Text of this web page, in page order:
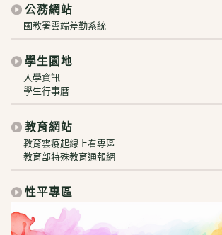
公務網站
國教署雲端差勤系統
學生園地
入學資訊
學生行事曆
教育網站
教育雲疫起線上看專區
教育部特殊教育通報網
性平專區